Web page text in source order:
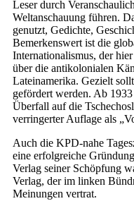
Leser durch
Weltanschauung führen.
genutzt, Gedichte,
Bemerkenswert ist die
Internationalismus, der
über die antikolonialen
Lateinamerika. Gezielt
gefördert werden. Ab
Überfall auf die
verringerter Auflage als
Auch die KPD-nahe
eine erfolgreiche
Verlag seiner Schöpfung
Verlag, der im linken
Meinungen vertrat.